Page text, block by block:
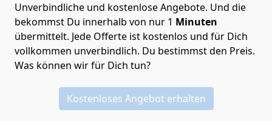
Unverbindliche und kostenlose Angebote. Und die
bekommst Du innerhalb von nur 1 Minuten
übermittelt. Jede Offerte ist kostenlos und für Dich
vollkommen unverbindlich. Du bestimmst den Preis.
Was können wir für Dich tun?
Kostenloses Angebot erhalten